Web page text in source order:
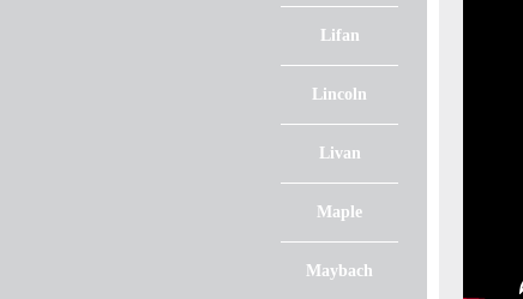
Lifan
Lincoln
Livan
Maple
Maybach